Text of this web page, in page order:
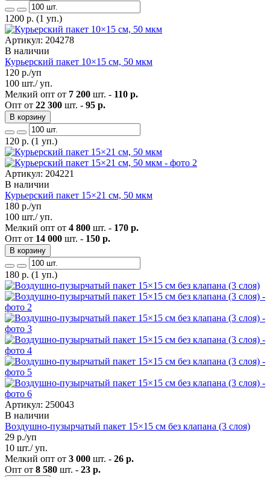
1200 р. (1 уп.)
Артикул: 204278
В наличии
Курьерский пакет 10×15 см, 50 мкм
120 р./уп
100 шт./ уп.
Мелкий опт от 7 200 шт. - 110 р.
Опт от 22 300 шт. - 95 р.
В корзину
120 р. (1 уп.)
Артикул: 204221
В наличии
Курьерский пакет 15×21 см, 50 мкм
180 р./уп
100 шт./ уп.
Мелкий опт от 4 800 шт. - 170 р.
Опт от 14 000 шт. - 150 р.
В корзину
180 р. (1 уп.)
Артикул: 250043
В наличии
Воздушно-пузырчатый пакет 15×15 см без клапана (3 слоя)
29 р./уп
10 шт./ уп.
Мелкий опт от 3 000 шт. - 26 р.
Опт от 8 580 шт. - 23 р.